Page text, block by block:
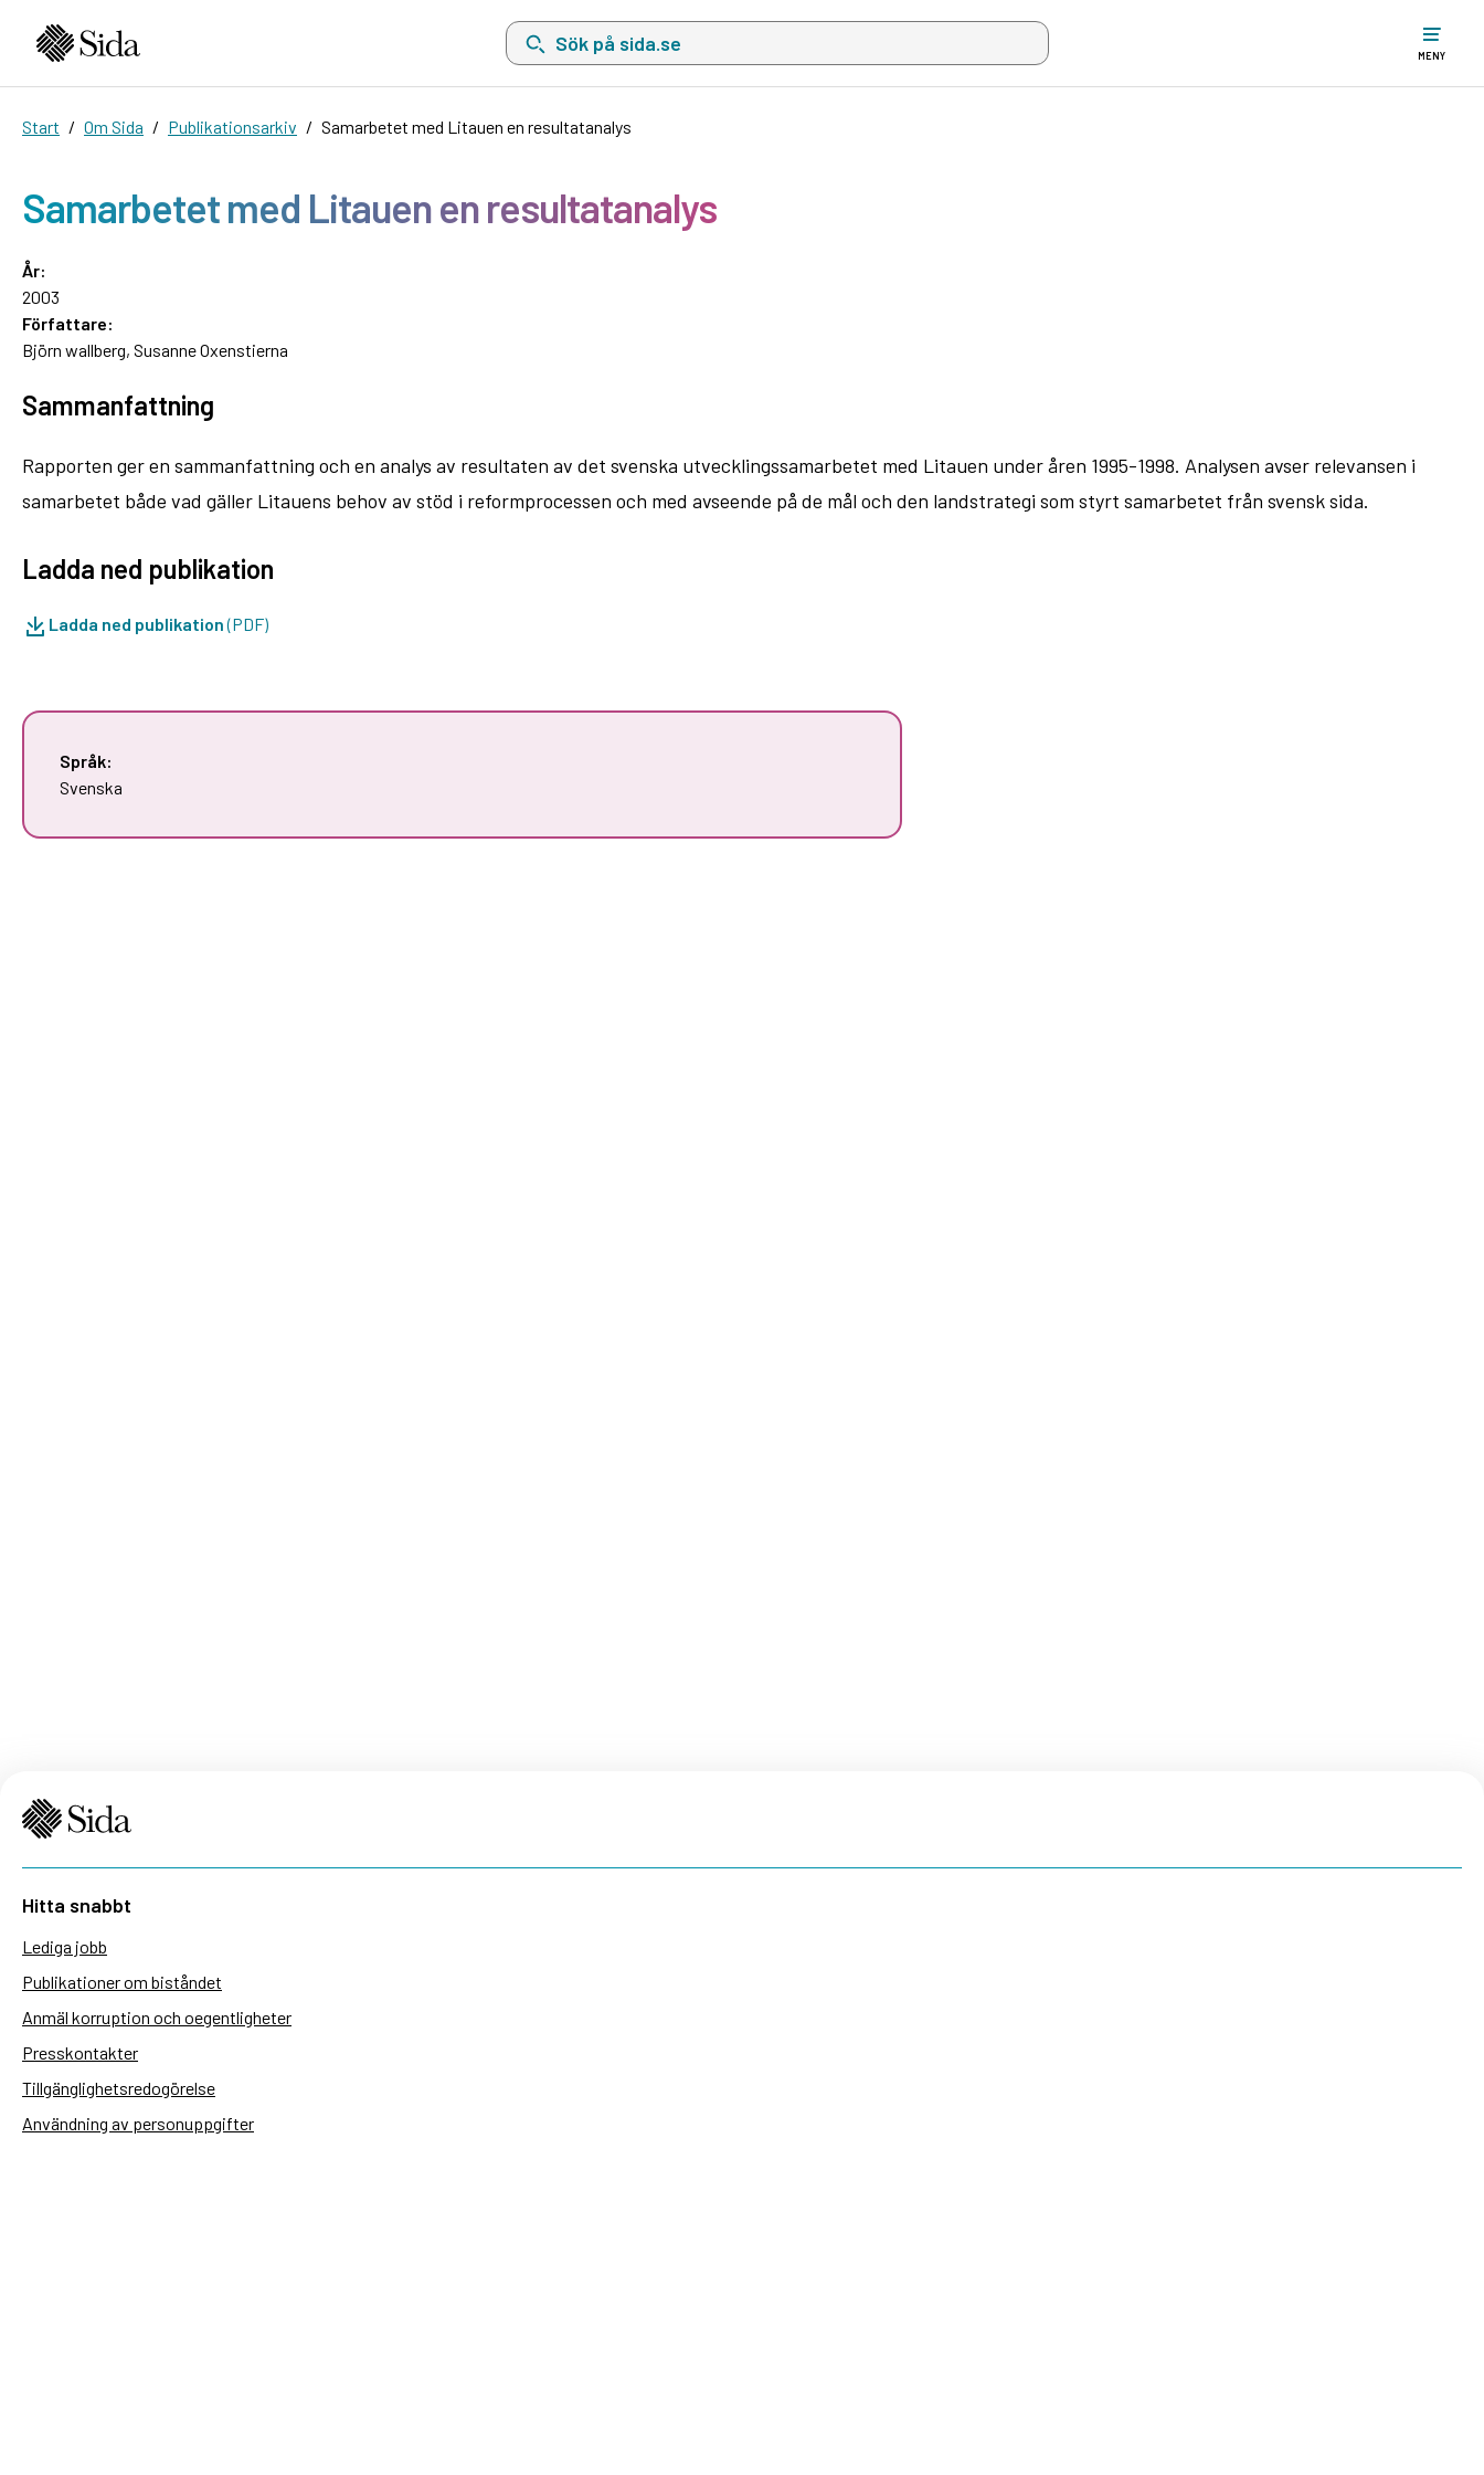
Sök på sida.se, sökförslag kommer att visas i en lista under sökfältet när mer än två tecken har angivits. Piltangenterna uppåt och
MENY
Start Om Sida Publikationsarkiv Samarbetet med Litauen en resultatanalys
Samarbetet med Litauen en resultatanalys
År:
2003
Författare:
Björn wallberg, Susanne Oxenstierna
Sammanfattning
Rapporten ger en sammanfattning och en analys av resultaten av det svenska utvecklingssamarbetet med Litauen under åren 1995-1998. Analysen avser relevansen i
samarbetet både vad gäller Litauens behov av stöd i reformprocessen och med avseende på de mål och den landstrategi som styrt samarbetet från svensk sida.
Ladda ned publikation
Ladda ned publikation(PDF)
Språk:
Svenska
Hitta snabbt
Lediga jobb
Publikationer om biståndet
Anmäl korruption och oegentligheter
Presskontakter
Tillgänglighetsredogörelse
Användning av personuppgifter